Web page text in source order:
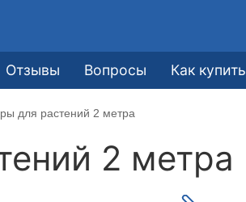
Отзывы Вопросы Как купить
для растений 2 метра
2 метра